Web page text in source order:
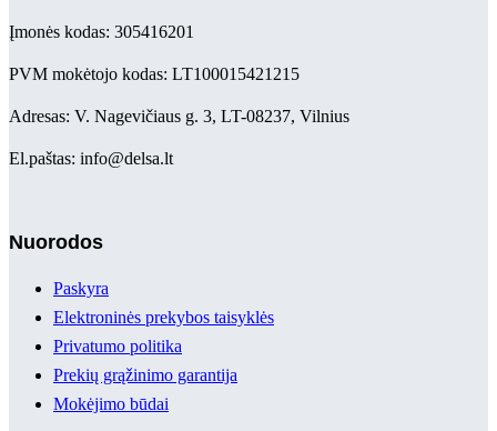
Įmonės kodas: 305416201
PVM mokėtojo kodas: LT100015421215
Adresas: V. Nagevičiaus g. 3, LT-08237, Vilnius
El.paštas: info@delsa.lt
Nuorodos
Paskyra
Elektroninės prekybos taisyklės
Privatumo politika
Prekių grąžinimo garantija
Mokėjimo būdai